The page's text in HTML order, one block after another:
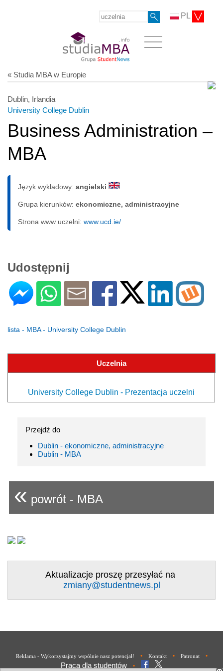
PL
« Studia MBA w Europie
Dublin, Irlandia
University College Dublin
Business Administration –
MBA
Język wykładowy: angielski
Grupa kierunków: ekonomiczne, administracyjne
Strona www uczelni: www.ucd.ie/
Udostępnij
lista - MBA - University College Dublin
Uczelnia
University College Dublin - Prezentacja uczelni
Przejdź do
Dublin - ekonomiczne, administracyjne
Dublin - MBA
« powrót - MBA
Aktualizacje proszę przesyłać na
zmiany@studentnews.pl
Reklama - Wykorzystajmy wspólnie nasz potencjał! • Kontakt • Patronat •
Praca dla studentów •